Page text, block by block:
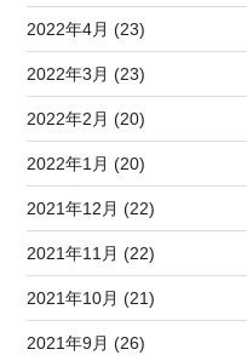
2022年4月 (23)
2022年3月 (23)
2022年2月 (20)
2022年1月 (20)
2021年12月 (22)
2021年11月 (22)
2021年10月 (21)
2021年9月 (26)